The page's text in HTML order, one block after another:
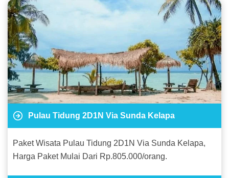
Pulau Tidung 2D1N Via Sunda Kelapa
Paket Wisata Pulau Tidung 2D1N Via Sunda Kelapa,
Harga Paket Mulai Dari Rp.805.000/orang.